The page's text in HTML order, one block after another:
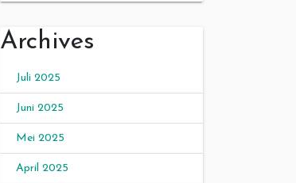
Archives
Juli 2025
Juni 2025
Mei 2025
April 2025